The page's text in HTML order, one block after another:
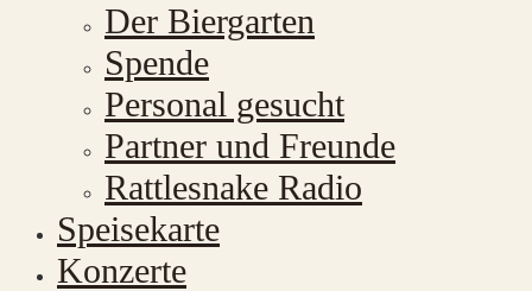
Der Biergarten
Spende
Personal gesucht
Partner und Freunde
Rattlesnake Radio
Speisekarte
Konzerte